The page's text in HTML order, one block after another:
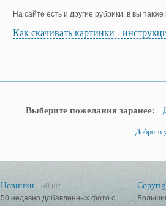
На сайте есть и другие рубрики, в вы
Как скачивать картинки -
Выберите пожелания заранее:
Доброго
Новинки
50 шт.
50 недавно добавленных фото с